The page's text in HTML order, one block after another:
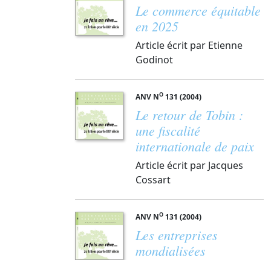
Le commerce équitable
en 2025
Article écrit par Etienne
Godinot
ANV NO 131 (2004)
Le retour de Tobin :
une fiscalité
internationale de paix
Article écrit par Jacques
Cossart
ANV NO 131 (2004)
Les entreprises
mondialisées